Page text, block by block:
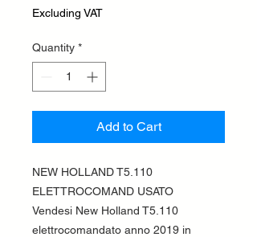
Excluding VAT
Quantity *
Add to Cart
NEW HOLLAND T5.110
ELETTROCOMAND USATO
Vendesi New Holland T5.110
elettrocomandato anno 2019 in